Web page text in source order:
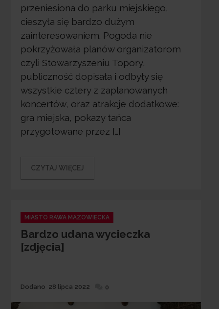
przeniesiona do parku miejskiego,
cieszyła się bardzo dużym
zainteresowaniem. Pogoda nie
pokrzyżowała planów organizatorom
czyli Stowarzyszeniu Topory,
publiczność dopisała i odbyły się
wszystkie cztery z zaplanowanych
koncertów, oraz atrakcje dodatkowe:
gra miejska, pokazy tańca
przygotowane przez […]
CZYTAJ WIĘCEJ
Categories
MIASTO RAWA MAZOWIECKA
Bardzo udana wycieczka
[zdjęcia]
Dodane
Dodano 28 lipca 2022 0